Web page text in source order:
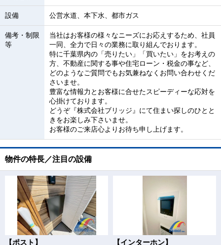
設備 公営水道、本下水、都市ガス
備考・制限
等
当社はお客様の様々なニーズにお応えするため、社員
一同、全力で日々の業務に取り組んでおります。
特に千葉県内の「売りたい」「買いたい」をお考えの
方、不動産に関する事や住宅ローン・税金の事など、
どのようなご質問でもお気兼ねなくお問い合わせくだ
さいませ。
豊富な情報力とお客様に合せたスピーディーな応対を
心掛けております。
どうぞ『株式会社ブリッジ』にて住まい探しのひとと
きをお楽しみ下さいませ。
お客様のご来店心よりお待ち申し上げます。
物件の特長／注目の設備
【ポスト】 【インターホン】